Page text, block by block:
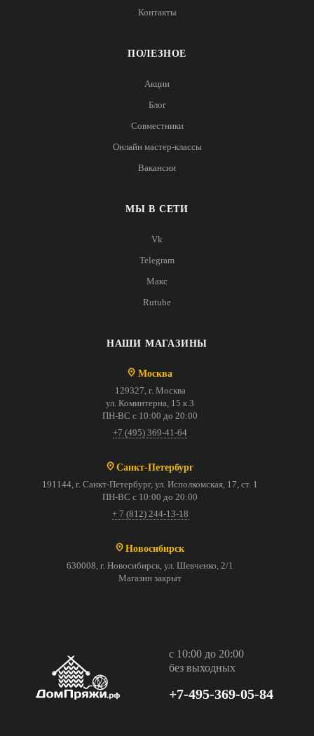
Контакты
ПОЛЕЗНОЕ
Акции
Блог
Совместники
Онлайн мастер-классы
Вакансии
МЫ В СЕТИ
Vk
Telegram
Макс
Rutube
НАШИ МАГАЗИНЫ
Москва
129327, г. Москва
ул. Коминтерна, 15 к.3
ПН-ВС с 10:00 до 20:00
+7 (495) 369-41-64
Санкт-Петербург
191144, г. Санкт-Петербург, ул. Исполкомская, 17, ст. 1
ПН-ВС с 10:00 до 20:00
+ 7 (812) 244-13-18
Новосибирск
630008, г. Новосибирск, ул. Шевченко, 2/1
Магазин закрыт
с 10:00 до 20:00
без выходных
+7-495-369-05-84